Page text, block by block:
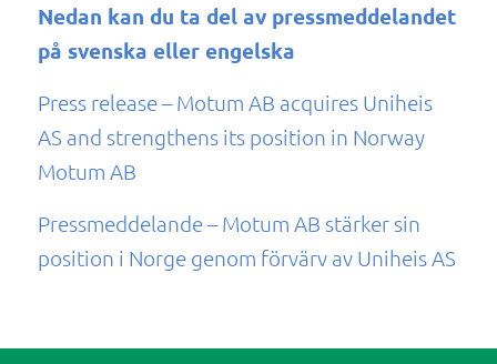
Nedan kan du ta del av pressmeddelandet
på svenska eller engelska
Press release – Motum AB acquires Uniheis
AS and strengthens its position in Norway
Motum AB
Pressmeddelande – Motum AB stärker sin
position i Norge genom förvärv av Uniheis AS